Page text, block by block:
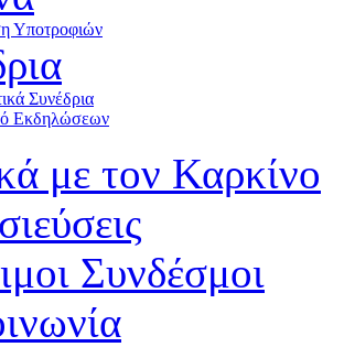
Υποτροφιών
Συνέδρια
Εκδηλώσεων
με τον Καρκίνο
Συνδέσμοι